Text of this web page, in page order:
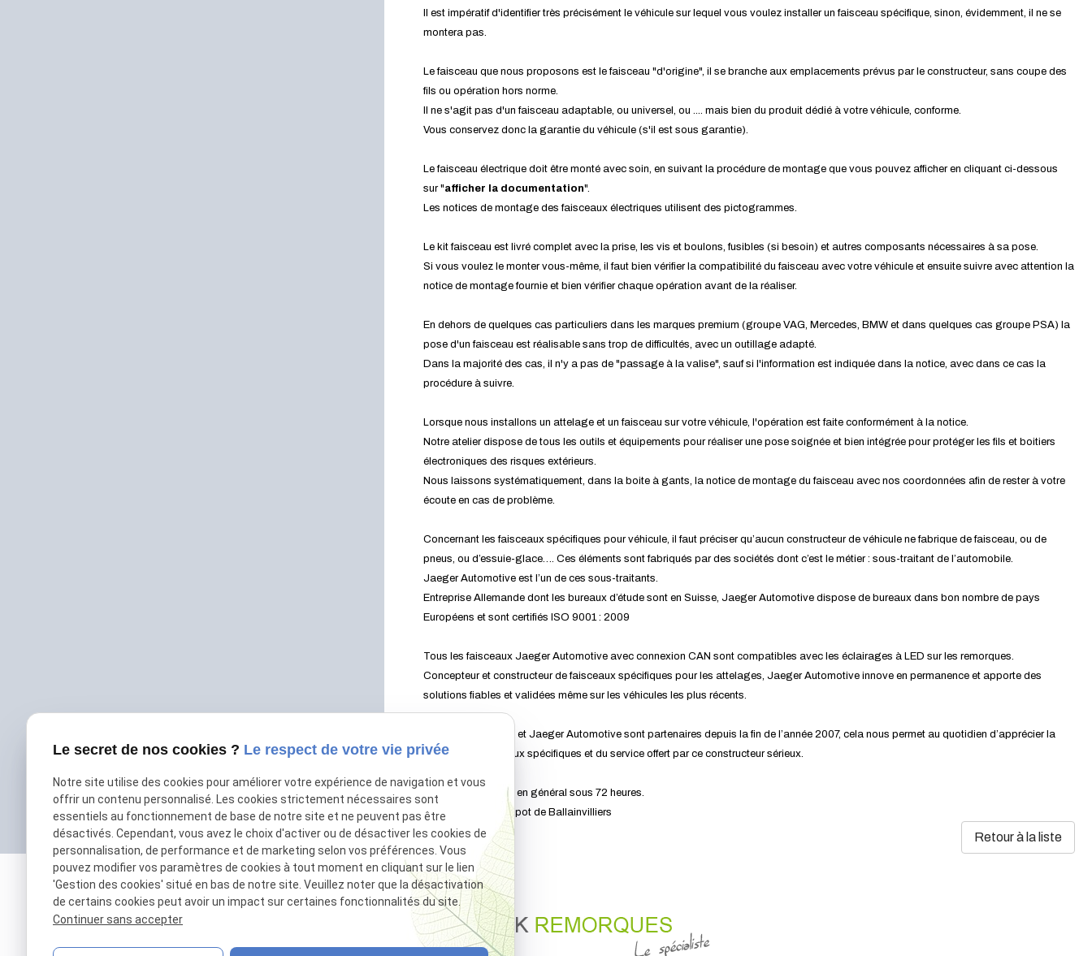
Il est impératif d'identifier très précisément le véhicule sur lequel vous voulez installer un faisceau spécifique, sinon, évidemment, il ne se
montera pas.
Le faisceau que nous proposons est le faisceau "d'origine", il se branche aux emplacements prévus par le constructeur, sans coupe des
fils ou opération hors norme.
Il ne s'agit pas d'un faisceau adaptable, ou universel, ou .... mais bien du produit dédié à votre véhicule, conforme.
Vous conservez donc la garantie du véhicule (s'il est sous garantie).
Le faisceau électrique doit être monté avec soin, en suivant la procédure de montage que vous pouvez afficher en cliquant ci-dessous
sur "afficher la documentation".
Les notices de montage des faisceaux électriques utilisent des pictogrammes.
Le kit faisceau est livré complet avec la prise, les vis et boulons, fusibles (si besoin) et autres composants nécessaires à sa pose.
Si vous voulez le monter vous-même, il faut bien vérifier la compatibilité du faisceau avec votre véhicule et ensuite suivre avec attention la
notice de montage fournie et bien vérifier chaque opération avant de la réaliser.
En dehors de quelques cas particuliers dans les marques premium (groupe VAG, Mercedes, BMW et dans quelques cas groupe PSA) la
pose d'un faisceau est réalisable sans trop de difficultés, avec un outillage adapté.
Dans la majorité des cas, il n'y a pas de "passage à la valise", sauf si l'information est indiquée dans la notice, avec dans ce cas la
procédure à suivre.
Lorsque nous installons un attelage et un faisceau sur votre véhicule, l'opération est faite conformément à la notice.
Notre atelier dispose de tous les outils et équipements pour réaliser une pose soignée et bien intégrée pour protéger les fils et boitiers
électroniques des risques extérieurs.
Nous laissons systématiquement, dans la boite à gants, la notice de montage du faisceau avec nos coordonnées afin de rester à votre
écoute en cas de problème.
Concernant les faisceaux spécifiques pour véhicule, il faut préciser qu’aucun constructeur de véhicule ne fabrique de faisceau, ou de
pneus, ou d’essuie-glace…. Ces éléments sont fabriqués par des sociétés dont c’est le métier : sous-traitant de l’automobile.
Jaeger Automotive est l’un de ces sous-traitants.
Entreprise Allemande dont les bureaux d’étude sont en Suisse, Jaeger Automotive dispose de bureaux dans bon nombre de pays
Européens et sont certifiés ISO 9001 : 2009
Tous les faisceaux Jaeger Automotive avec connexion CAN sont compatibles avec les éclairages à LED sur les remorques.
Concepteur et constructeur de faisceaux spécifiques pour les attelages, Jaeger Automotive innove en permanence et apporte des
solutions fiables et validées même sur les véhicules les plus récents.
Patrick Remorques et Jaeger Automotive sont partenaires depuis la fin de l’année 2007, cela nous permet au quotidien d’apprécier la
qualité des faisceaux spécifiques et du service offert par ce constructeur sérieux.
Matériel disponible en général sous 72 heures.
En stock à notre dépot de Ballainvilliers
Retour à la liste
Le secret de nos cookies ? Le respect de votre vie privée
Notre site utilise des cookies pour améliorer votre expérience de navigation et vous
offrir un contenu personnalisé. Les cookies strictement nécessaires sont
essentiels au fonctionnement de base de notre site et ne peuvent pas être
désactivés. Cependant, vous avez le choix d'activer ou de désactiver les cookies de
personnalisation, de performance et de marketing selon vos préférences. Vous
pouvez modifier vos paramètres de cookies à tout moment en cliquant sur le lien
'Gestion des cookies' situé en bas de notre site. Veuillez noter que la désactivation
de certains cookies peut avoir un impact sur certaines fonctionnalités du site.
Continuer sans accepter